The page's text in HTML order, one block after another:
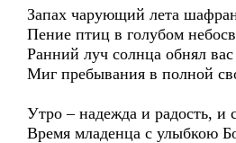
Запах чарующий лета
Пение птиц в голубом
Ранний луч солнца обнял
Миг пребывания в полной
Утро – надежда и радость, и
Время младенца с улыбкою